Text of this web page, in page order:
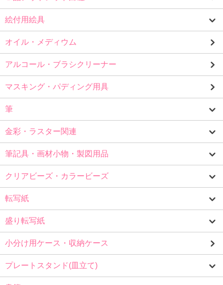
絵付用絵具
オイル・メディウム
アルコール・ブラシクリーナー
マスキング・パディング用具
筆
金彩・ラスター関連
筆記具・画材小物・製図用品
クリアビーズ・カラービーズ
転写紙
盛り転写紙
小分け用ケース・収納ケース
プレートスタンド(皿立て)